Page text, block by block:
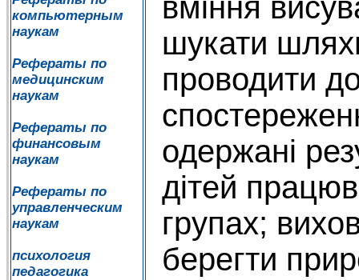
компьютерным
наукам
Рефераты по
медицинским
наукам
Рефераты по
финансовым
наукам
Рефераты по
управленческим
наукам
психология
педагогика
вміння
шукати
проводити
одержані
дітей
групах;
берегти